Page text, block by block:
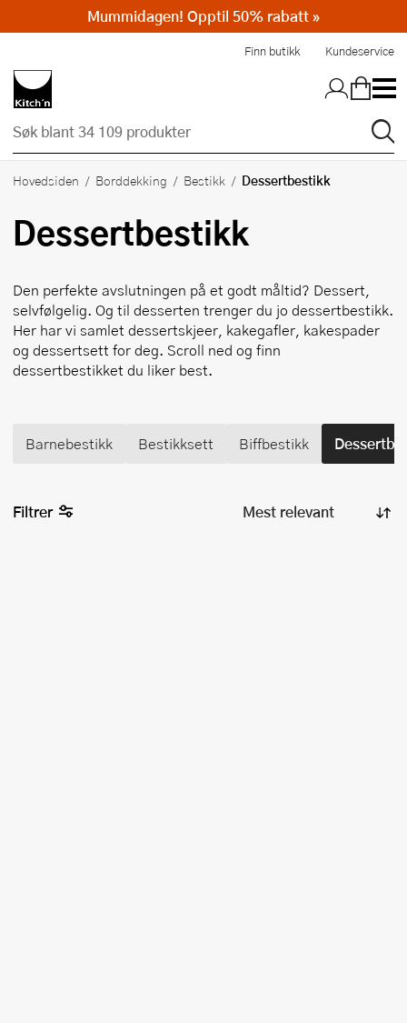
Finn butikk Kundeservice
Hovedsiden Borddekking Bestikk Dessertbestikk
Dessertbestikk
Den perfekte avslutningen på et godt måltid? Dessert,
selvfølgelig. Og til desserten trenger du jo dessertbestikk.
Her har vi samlet dessertskjeer, kakegafler, kakespader
og dessertsett for deg. Scroll ned og finn
dessertbestikket du liker best.
Barnebestikk Bestikksett Biffbestikk
Filtrer
Mummidagen! Opptil 50% rabatt »